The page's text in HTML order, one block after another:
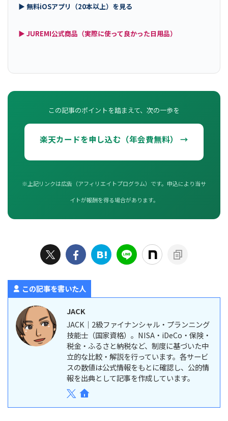
▶ 無料iOSアプリ（20本以上）を見る
▶ JUREMI公式商品（実際に使って良かった日用品）
この記事のポイントを踏まえて、次の一歩を
楽天カードを申し込む（年会費無料） →
※上記リンクは広告（アフィリエイトプログラム）です。申込により当サ
イトが報酬を得る場合があります。
この記事を書いた人
JACK
JACK｜2級ファイナンシャル・プランニング
技能士（国家資格）。NISA・iDeCo・保険・
税金・ふるさと納税など、制度に基づいた中
立的な比較・解説を行っています。各サービ
スの数値は公式情報をもとに確認し、公的情
報を出典として記事を作成しています。